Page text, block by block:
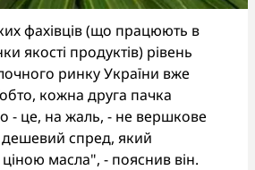
фахівців (що працюють в
якості продуктів) рівень
ринку України вже
кожна друга пачка
- це, на жаль, - не вершкове
спред, який
ціною масла", - пояснив він.